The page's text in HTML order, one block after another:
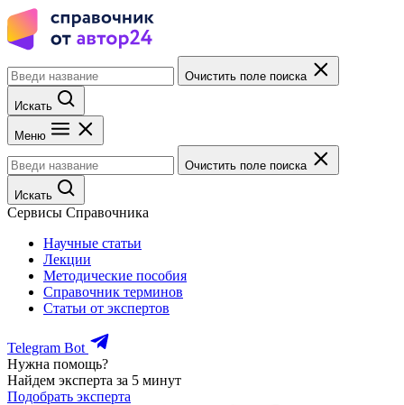
Очистить поле поиска
Искать
Меню
Очистить поле поиска
Искать
Сервисы Справочника
Научные статьи
Лекции
Методические пособия
Справочник терминов
Статьи от экспертов
Telegram Bot
Нужна помощь?
Найдем эксперта за 5 минут
Подобрать эксперта